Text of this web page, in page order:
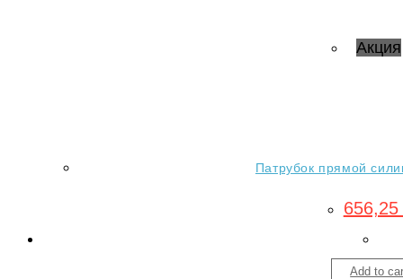
Акция
Патрубок прямой
656,25
Add to